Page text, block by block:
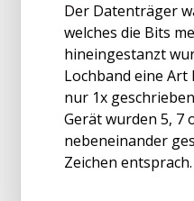
Der Datenträger
welches die Bits
hineingestanzt
Lochband eine Art
nur 1x
Gerät wurden 5, 7
nebeneinander
Zeichen